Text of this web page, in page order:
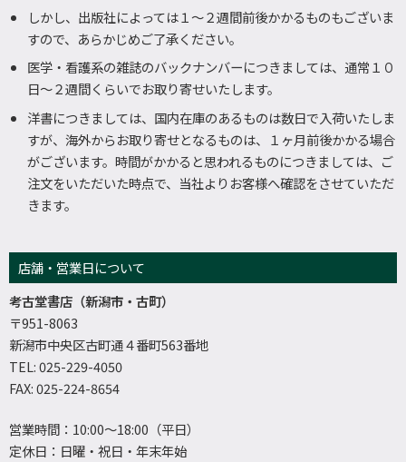
しかし、出版社によっては１～２週間前後かかるものもございま
すので、あらかじめご了承ください。
医学・看護系の雑誌のバックナンバーにつきましては、通常１０
日～２週間くらいでお取り寄せいたします。
洋書につきましては、国内在庫のあるものは数日で入荷いたしま
すが、海外からお取り寄せとなるものは、１ヶ月前後かかる場合
がございます。時間がかかると思われるものにつきましては、ご
注文をいただいた時点で、当社よりお客様へ確認をさせていただ
きます。
店舗・営業日について
考古堂書店（新潟市・古町）
〒951-8063
新潟市中央区古町通４番町563番地
TEL: 025-229-4050
FAX: 025-224-8654
営業時間：10:00～18:00（平日）
定休日：日曜・祝日・年末年始